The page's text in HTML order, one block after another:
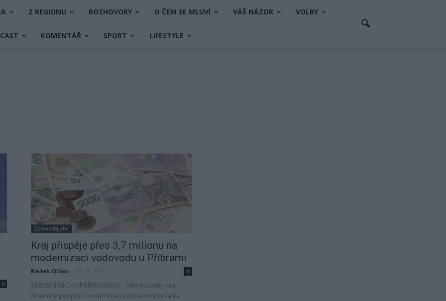
Z REGIONU ROZHOVORY O ČEM SE MLUVÍ VÁŠ NÁZOR VOLBY
KOMENTÁŘ SPORT LIFESTYLE
0
Zpravodajství
Kraj přispěje přes 3,7 milionu na
modernizaci vodovodu u Příbrami
Radek Ctibor 0
STŘEDNÍ ČECHY/PŘÍBRAMSKO – Středočeský kraj
finančně podpoří modernizaci vodovodního řadu